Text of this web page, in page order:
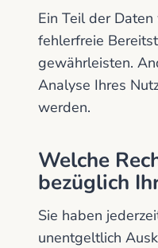
Ein Teil der
fehlerfreie
gewährleisten.
Analyse Ihres
werden.
Welche
bezüglich
Sie haben
unentgeltlich